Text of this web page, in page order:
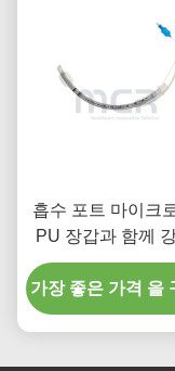
흡수 포트 마이크
PU 장갑과 함께
일회용 내막
가장 좋은 가격 을